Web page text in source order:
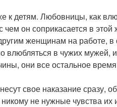
к детям. Любовницы, как
чем он соприкасается в этой
женщинам на работе,
влюбляться в чужих мужей,
они все остальное
свое наказание сразу,
не нужные чувства их